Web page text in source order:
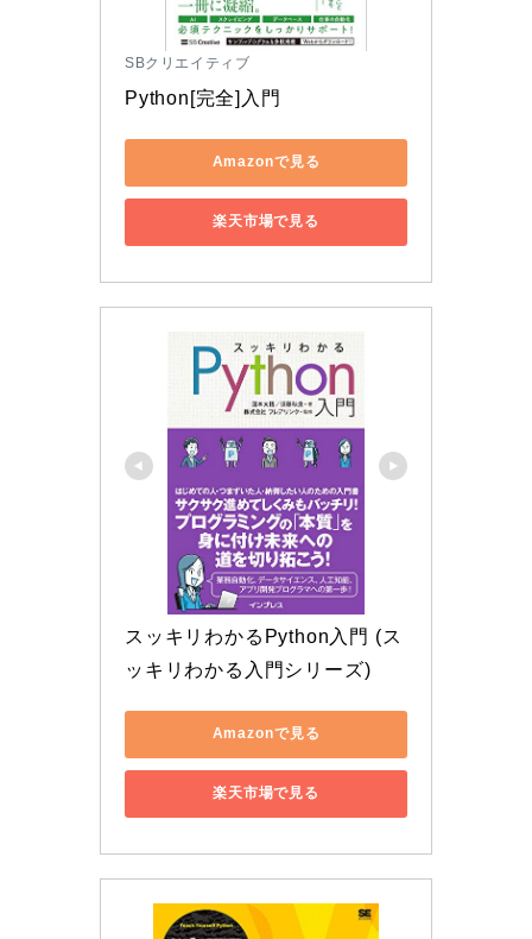
SBクリエイティブ
Python[完全]入門
Amazonで見る
楽天市場で見る
スッキリわかるPython入門 (ス
ッキリわかる入門シリーズ)
Amazonで見る
楽天市場で見る